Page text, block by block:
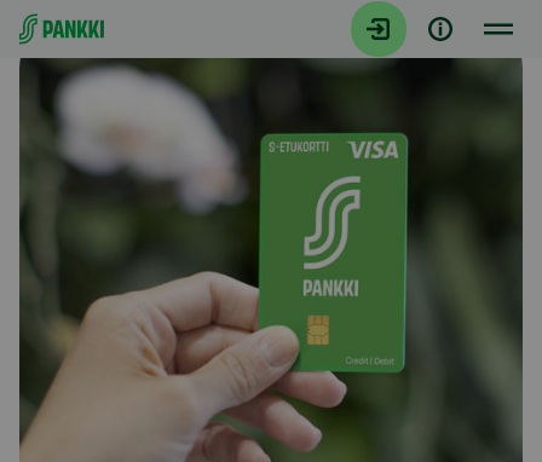
Siirry suoraan sisältöön